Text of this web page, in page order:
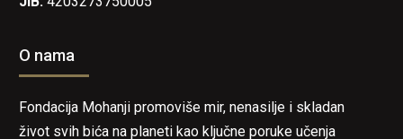
O nama
Fondacija Mohanji promoviše mir, nenasilje i skladan
život svih bića na planeti kao ključne poruke učenja